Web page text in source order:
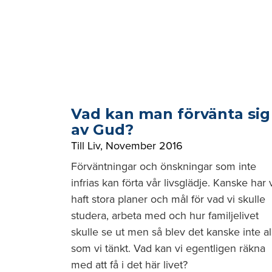
Vad kan man förvänta sig
av Gud?
Till Liv, November 2016
Förväntningar och önskningar som inte
infrias kan förta vår livsglädje. Kanske har
haft stora planer och mål för vad vi skulle
studera, arbeta med och hur familjelivet
skulle se ut men så blev det kanske inte
som vi tänkt. Vad kan vi egentligen räkna
med att få i det här livet?